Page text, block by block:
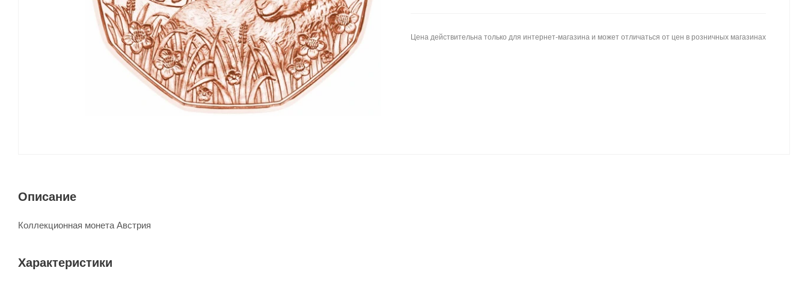
Цена действительна только для интернет-магазина и может отличаться от цен в розничных магазинах
Описание
Коллекционная монета Австрия
Характеристики